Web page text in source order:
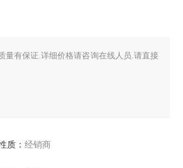
量有保证.详细价格请咨询在线人员.请直接
质： 经销商